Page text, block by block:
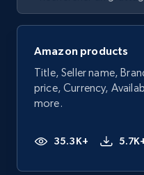
Amazon products
Title, Seller name,
price, Currency,
more.
35.3K+